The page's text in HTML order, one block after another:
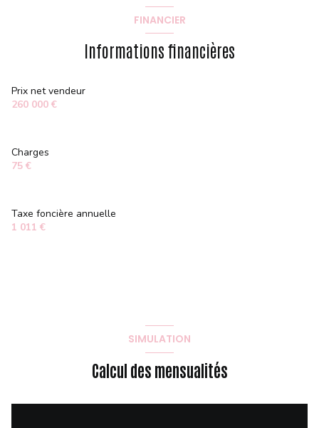
FINANCIER
Informations financières
Prix net vendeur
260 000 €
Charges
75 €
Taxe foncière annuelle
1 011 €
SIMULATION
Calcul des mensualités